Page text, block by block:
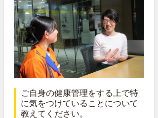
ご自身の健康管理をする上で特
に気をつけていることについて
教えてください。